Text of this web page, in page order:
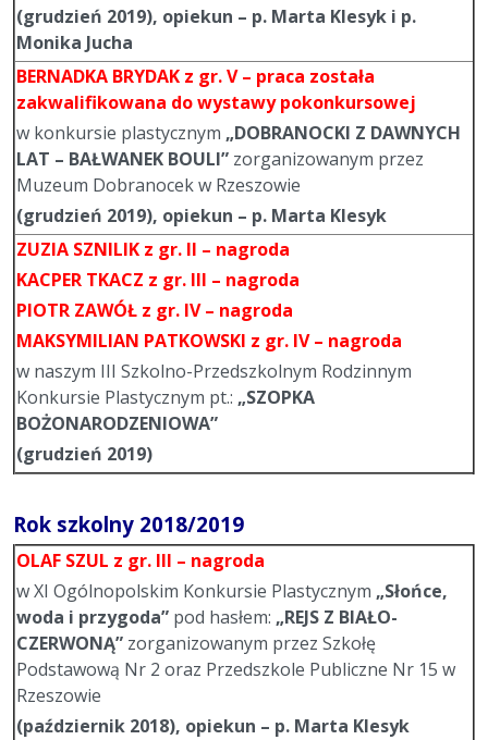
(grudzień 2019), opiekun – p. Marta Klesyk i p.
Monika Jucha
BERNADKA BRYDAK z gr. V – praca została
zakwalifikowana do wystawy pokonkursowej
w konkursie plastycznym „DOBRANOCKI Z DAWNYCH
LAT – BAŁWANEK BOULI” zorganizowanym przez
Muzeum Dobranocek w Rzeszowie
(grudzień 2019), opiekun – p. Marta Klesyk
ZUZIA SZNILIK z gr. II – nagroda
KACPER TKACZ z gr. III – nagroda
PIOTR ZAWÓŁ z gr. IV – nagroda
MAKSYMILIAN PATKOWSKI z gr. IV – nagroda
w naszym III Szkolno-Przedszkolnym Rodzinnym
Konkursie Plastycznym pt.: „SZOPKA
BOŻONARODZENIOWA”
(grudzień 2019)
Rok szkolny 2018/2019
OLAF SZUL z gr. III – nagroda
w XI Ogólnopolskim Konkursie Plastycznym „Słońce,
woda i przygoda” pod hasłem: „REJS Z BIAŁO-
CZERWONĄ” zorganizowanym przez Szkołę
Podstawową Nr 2 oraz Przedszkole Publiczne Nr 15 w
Rzeszowie
(październik 2018), opiekun – p. Marta Klesyk